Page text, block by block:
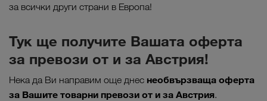
за всички други страни в Европа!
Тук ще получите Вашата оферта
за превози от и за Австрия!
Нека да Ви направим още днес необвързваща оферта
за Вашите товарни превози от и за Австрия.